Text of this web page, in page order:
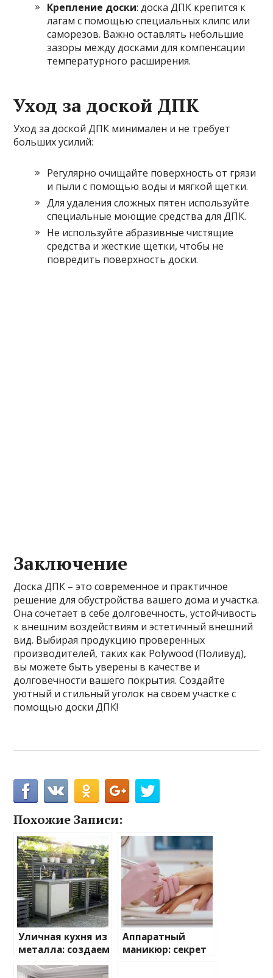
Крепление доски: доска ДПК крепится к
лагам с помощью специальных клипс или
саморезов. Важно оставлять небольшие
зазоры между досками для компенсации
температурного расширения.
Уход за доской ДПК
Уход за доской ДПК минимален и не требует
больших усилий:
Регулярно очищайте поверхность от грязи
и пыли с помощью воды и мягкой щетки.
Для удаления сложных пятен используйте
специальные моющие средства для ДПК.
Не используйте абразивные чистящие
средства и жесткие щетки, чтобы не
повредить поверхность доски.
Заключение
Доска ДПК – это современное и практичное
решение для обустройства вашего дома и участка.
Она сочетает в себе долговечность, устойчивость
к внешним воздействиям и эстетичный внешний
вид. Выбирая продукцию проверенных
производителей, таких как Polywood (Поливуд),
вы можете быть уверены в качестве и
долговечности вашего покрытия. Создайте
уютный и стильный уголок на своем участке с
помощью доски ДПК!
Похожие Записи:
Уличная кухня из
металла: создаем
кулинарный рай
Аппаратный
маникюр: секрет